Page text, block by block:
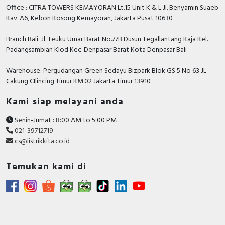
Rated voltage 690 Volt
current Iu
Position of connection
for main current circuit
Number of poles 3
Rated short-circuit
breaking capacity lcu at
400 V, 50 Hz
With integrated under
Power loss 8.76 Watt
Office : CITRA TOWERS KEMAYORAN Lt.15 Unit K & L Jl. Benyamin Suaeb
Kav. A6, Kebon Kosong Kemayoran, Jakarta Pusat 10630
Branch Bali: Jl. Teuku Umar Barat No.77B Dusun Tegallantang Kaja Kel.
Padangsambian Klod Kec. Denpasar Barat Kota Denpasar Bali
Warehouse: Pergudangan Green Sedayu Bizpark Blok GS 5 No 63 JL
Cakung CIlincing Timur KM.02 Jakarta Timur 13910
Kami siap melayani anda
Senin-Jumat : 8:00 AM to 5:00 PM
021-39712719
cs@listrikkita.co.id
Temukan kami di